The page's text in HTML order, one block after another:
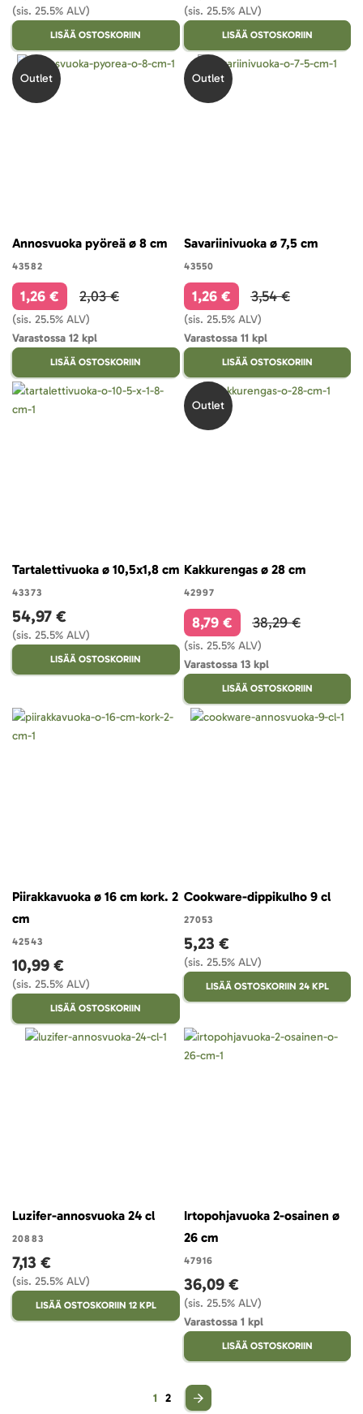
(sis. 25.5% ALV)
LISÄÄ OSTOSKORIIN
(sis. 25.5% ALV)
LISÄÄ OSTOSKORIIN
Outlet
Annosvuoka pyöreä ø 8 cm
43582
1,26 € 2,03 €
(sis. 25.5% ALV)
Varastossa 12 kpl
LISÄÄ OSTOSKORIIN
Outlet
Savariinivuoka ø 7,5 cm
43550
1,26 € 3,54 €
(sis. 25.5% ALV)
Varastossa 11 kpl
LISÄÄ OSTOSKORIIN
Tartalettivuoka ø 10,5x1,8 cm
43373
54,97 €
(sis. 25.5% ALV)
LISÄÄ OSTOSKORIIN
Outlet
Kakkurengas ø 28 cm
42997
8,79 € 38,29 €
(sis. 25.5% ALV)
Varastossa 13 kpl
LISÄÄ OSTOSKORIIN
Piirakkavuoka ø 16 cm kork. 2
cm
42543
10,99 €
(sis. 25.5% ALV)
LISÄÄ OSTOSKORIIN
Cookware-dippikulho 9 cl
27053
5,23 €
(sis. 25.5% ALV)
LISÄÄ OSTOSKORIIN 24 KPL
Luzifer-annosvuoka 24 cl
20883
7,13 €
(sis. 25.5% ALV)
LISÄÄ OSTOSKORIIN 12 KPL
Irtopohjavuoka 2-osainen ø
26 cm
47916
36,09 €
(sis. 25.5% ALV)
Varastossa 1 kpl
LISÄÄ OSTOSKORIIN
Sivu
You're currently reading page
1 Sivu
2